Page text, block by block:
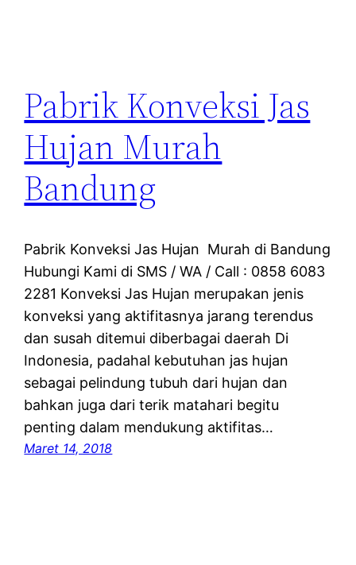
Pabrik Konveksi Jas
Hujan Murah
Bandung
Pabrik Konveksi Jas Hujan Murah di Bandung
Hubungi Kami di SMS / WA / Call : 0858 6083
2281 Konveksi Jas Hujan merupakan jenis
konveksi yang aktifitasnya jarang terendus
dan susah ditemui diberbagai daerah Di
Indonesia, padahal kebutuhan jas hujan
sebagai pelindung tubuh dari hujan dan
bahkan juga dari terik matahari begitu
penting dalam mendukung aktifitas…
Maret 14, 2018